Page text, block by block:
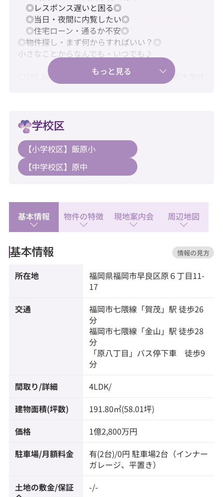
◎レスポンス遅いと困る◎
◎当日・夜間に内覧したい◎
◎住宅ローン・通るか不安◎
◎物件探し・まず何からすればいい？◎
小さなことからなんでも・いつでも♪
〇191.8㎡のゆとり。二世帯で快適に暮らせる大型住
〇大切な愛車を守るインナーガレージ付き♪
【教育】
◆飯原小学校：徒歩2分
【暮らし】
◆イオン 原店：徒歩6分
◆セブンイレブン 福岡原6丁目店：徒歩1分
学校区
【小学校区】飯原小
【中学校区】原中
基本情報 物件の特徴 現地案内会 周辺地図
基本情報 情報の見方
所在地 福岡県福岡市早良区原６丁目11-
17
交通 福岡市七隈線 「賀茂」駅 徒歩26
分
福岡市七隈線 「金山 」駅 徒歩28
分
「原八丁目」バス停下車 徒歩9
分
間取り/詳細 4LDK/
建物面積(坪数) 191.80㎡(58.01坪)
価格 1億2,800万円
駐車場/月額料金
有(2台)/0円 駐車場2台（インナー
ガレージ、平置き）
土地の敷金/保証
-/-